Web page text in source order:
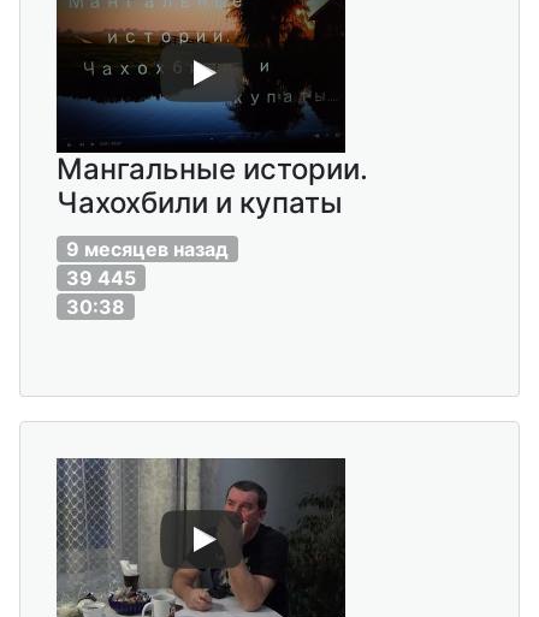
Мангальные истории.
Чахохбили и купаты
9 месяцев назад
39 445
30:38